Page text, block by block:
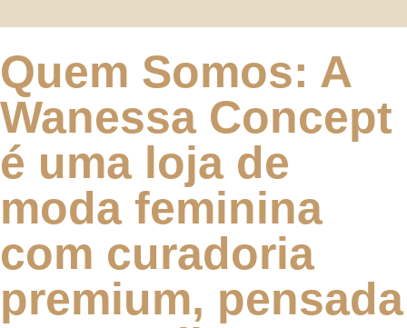
Quem Somos: A
Wanessa Concept
é uma loja de
moda feminina
com curadoria
premium, pensada